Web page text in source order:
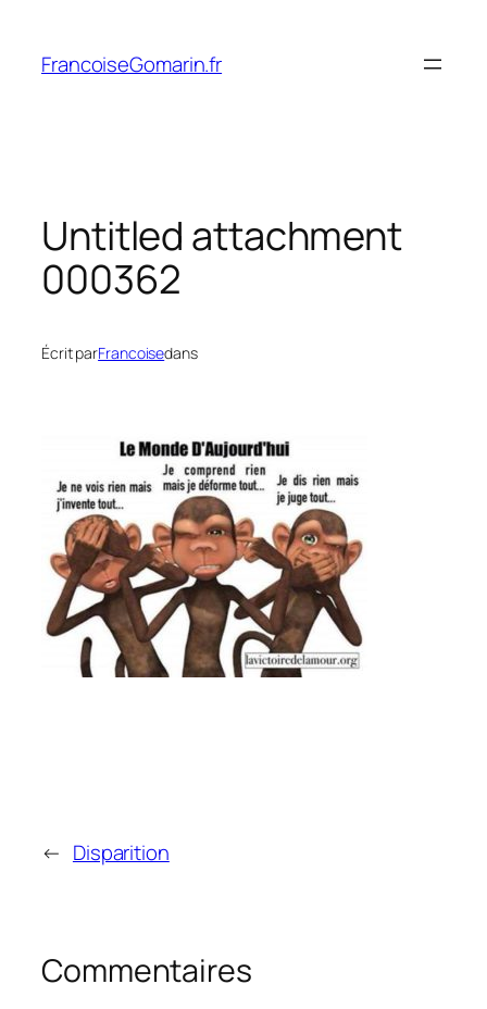
contenu
FrancoiseGomarin.fr
Untitled attachment
000362
Écrit parFrancoisedans
← Disparition
Commentaires